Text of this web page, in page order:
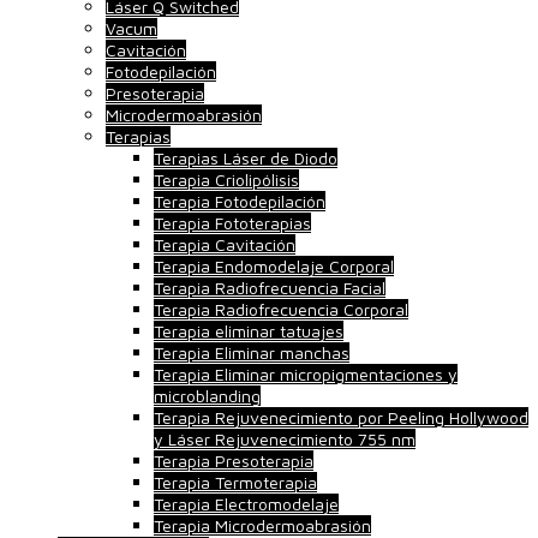
Láser Q Switched
Vacum
Cavitación
Fotodepilación
Presoterapia
Microdermoabrasión
Terapias
Terapias Láser de Diodo
Terapia Criolipólisis
Terapia Fotodepilación
Terapia Fototerapias
Terapia Cavitación
Terapia Endomodelaje Corporal
Terapia Radiofrecuencia Facial
Terapia Radiofrecuencia Corporal
Terapia eliminar tatuajes
Terapia Eliminar manchas
Terapia Eliminar micropigmentaciones y
microblanding
Terapia Rejuvenecimiento por Peeling Hollywood
y Láser Rejuvenecimiento 755 nm
Terapia Presoterapia
Terapia Termoterapia
Terapia Electromodelaje
Terapia Microdermoabrasión